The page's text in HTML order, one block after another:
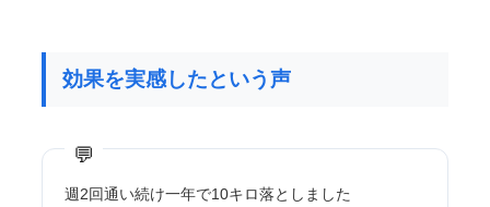
効果を実感したという声
週2回通い続け一年で10キロ落としました